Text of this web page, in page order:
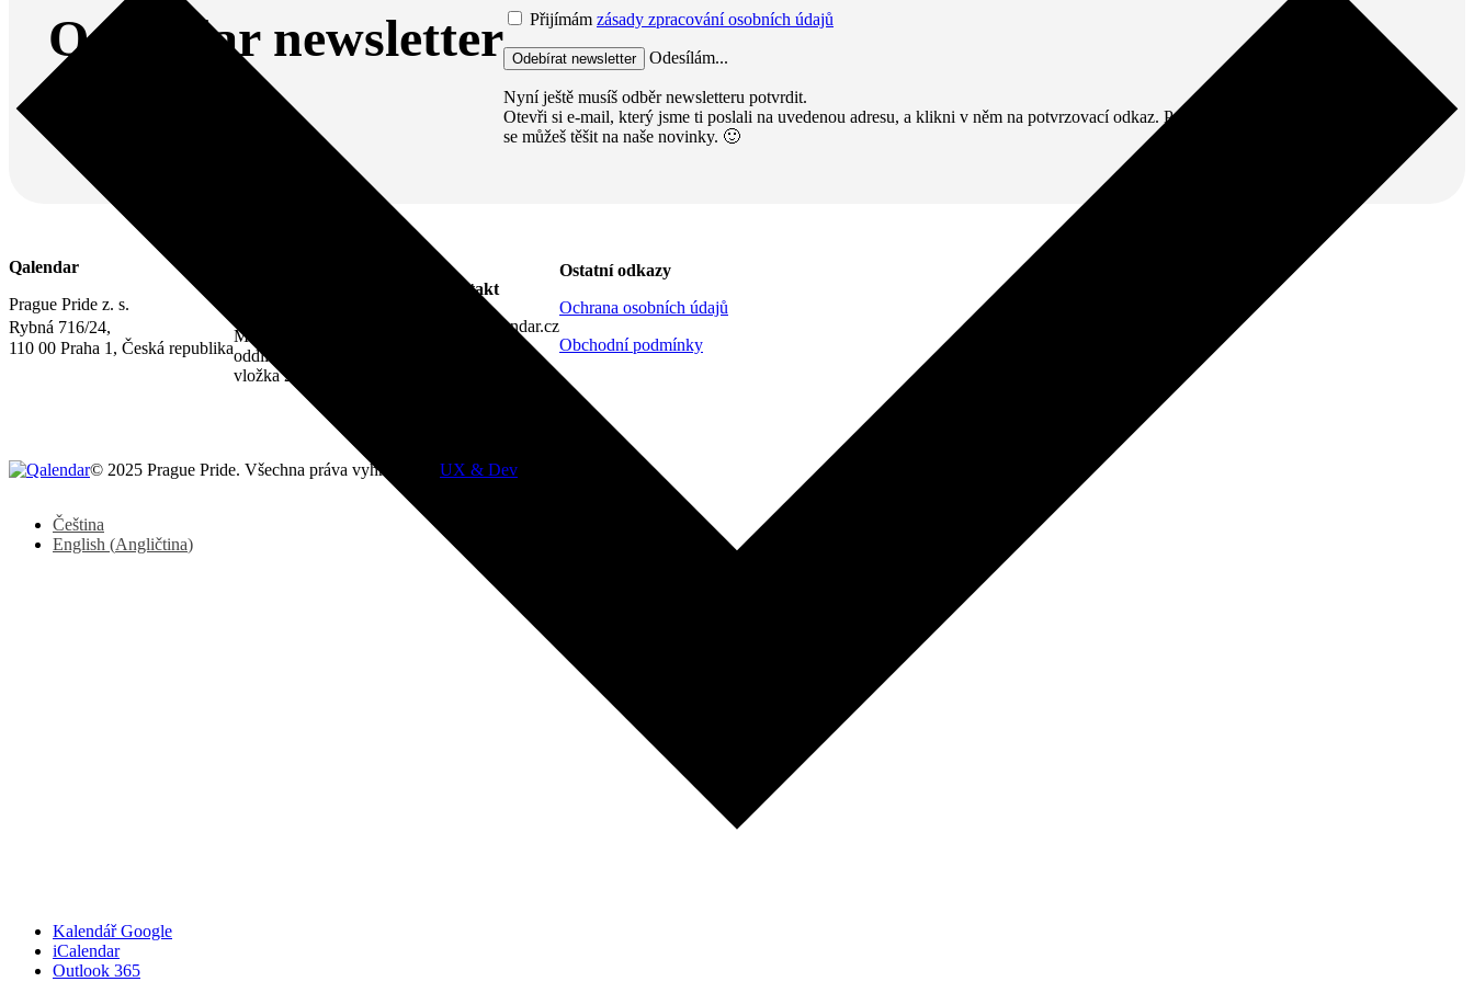
Kalendář Google
iCalendar
Outlook 365
Qalendar newsletter Přijímám zásady zpracování osobních údajů
Odesílám...
Nyní ještě musíš odběr newsletteru potvrdit.
Otevři si e-mail, který jsme ti poslali na uvedenou adresu, a klikni v něm na potvrzovací odkaz. Pak
se můžeš těšit na naše novinky. 🙂
Qalendar
Prague Pride z. s.
Rybná 716/24,
110 00 Praha 1, Česká republika
Městský soud v Praze,
oddíl L,
vložka 22311
Kontakt
info@qalendar.cz
Ostatní odkazy
Ochrana osobních údajů
Obchodní podmínky
© 2025 Prague Pride. Všechna práva vyhrazena. | UX & Dev
Čeština
English (Angličtina)